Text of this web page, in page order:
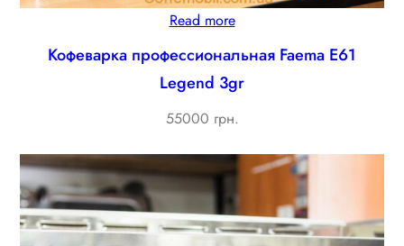
Read more
Кофеварка профессиональная Faema E61
Legend 3gr
55000 грн.